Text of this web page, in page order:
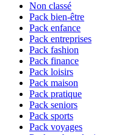
Non classé
Pack bien-être
Pack enfance
Pack entreprises
Pack fashion
Pack finance
Pack loisirs
Pack maison
Pack pratique
Pack seniors
Pack sports
Pack voyages